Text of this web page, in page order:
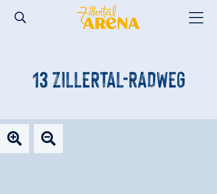
13 ZILLERTAL-RADWEG